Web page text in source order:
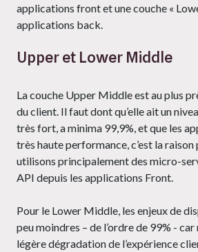
applications front et une couche «
applications back.
Upper et Lower Middle
La couche Upper Middle est au plus
du client. Il faut dont qu’elle ait un
très fort, a minima 99,9%, et que les
très haute performance, c’est la raison
utilisons principalement des micro-
API depuis les applications Front.
Pour le Lower Middle, les enjeux de
peu moindres – de l’ordre de 99% - car
légère dégradation de l’expérience